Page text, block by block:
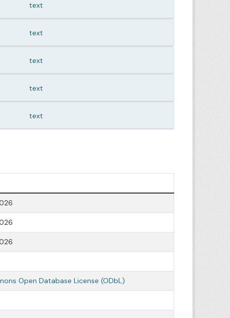
text
text
text
text
text
Open Database License (ODbL)